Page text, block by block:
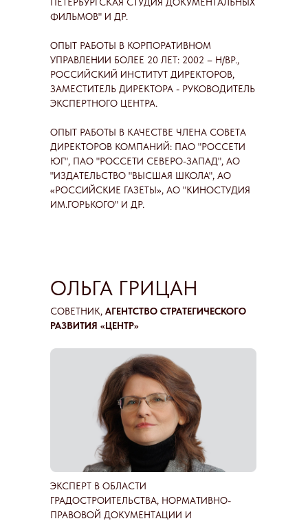
ЭКСПЕРТ В ОБЛАСТИ
ГРАДОСТРОИТЕЛЬСТВА, НОРМАТИВНО-
ПРАВОВОЙ ДОКУМЕНТАЦИИ И
СОВЕТНИК, АГЕНТСТВО СТРАТЕГИЧЕСКОГО
РАЗВИТИЯ «ЦЕНТР»
ОЛЬГА ГРИЦАН
ФИЛЬМОВ" И ДР.
ОПЫТ РАБОТЫ В КОРПОРАТИВНОМ
УПРАВЛЕНИИ БОЛЕЕ 20 ЛЕТ: 2002 – Н/ВР.,
РОССИЙСКИЙ ИНСТИТУТ ДИРЕКТОРОВ,
ЗАМЕСТИТЕЛЬ ДИРЕКТОРА - РУКОВОДИТЕЛЬ
ЭКСПЕРТНОГО ЦЕНТРА.
ОПЫТ РАБОТЫ В КАЧЕСТВЕ ЧЛЕНА СОВЕТА
ДИРЕКТОРОВ КОМПАНИЙ: ПАО "РОССЕТИ
ЮГ", ПАО "РОССЕТИ СЕВЕРО-ЗАПАД", АО
"ИЗДАТЕЛЬСТВО "ВЫСШАЯ ШКОЛА", АО
«РОССИЙСКИЕ ГАЗЕТЫ», АО "КИНОСТУДИЯ
ИМ.ГОРЬКОГО" И ДР.